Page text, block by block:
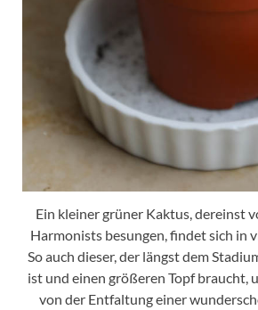
Ein kleiner grüner Kaktus, dereinst
Harmonists besungen, findet sich in
So auch dieser, der längst dem
ist und einen größeren Topf braucht,
von der Entfaltung einer